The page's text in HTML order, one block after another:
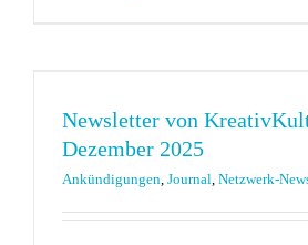
Newsletter von
Dezember 2025
Ankündigungen, Journal, Netzwerk-